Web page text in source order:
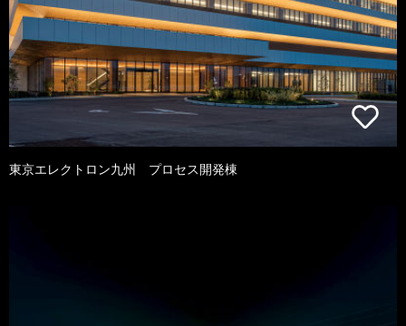
東京エレクトロン九州 プロセス開発棟